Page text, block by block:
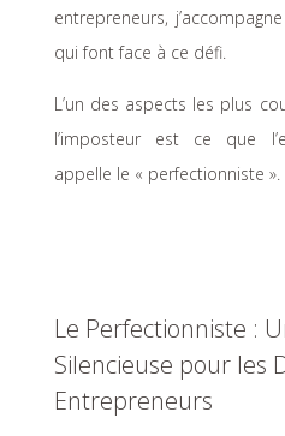
entrepreneurs,
qui font face à ce défi.
L’un des aspects les plus
l’imposteur est ce que
appelle le « perfectionniste ».
Le Perfectionniste :
Silencieuse pour les
Entrepreneurs